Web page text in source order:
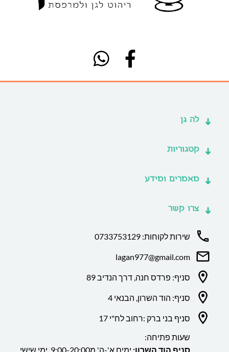
לה גן
קטגוריות
מאמרים ומידע
צרו קשר
שירות לקוחות: 0733753129
lagan977@gmail.com
סניף: פרדס חנה, דרך הנדיב 89
סניף: הוד השרון, הבנאי 4
סניף בני ברק :רחוב לח"י 17
שעות פתיחה:
סניף הוד השרון:
ימים א'-ה' מ9:00-20:00. ימי שישי